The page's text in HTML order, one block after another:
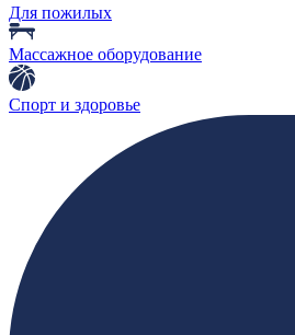
Для пожилых
Массажное оборудование
Спорт и здоровье